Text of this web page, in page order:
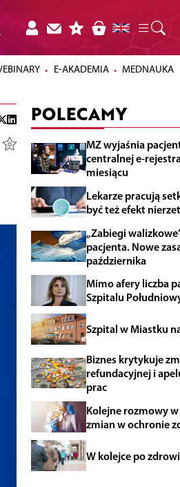
E-AKADEMIA MEDNAUKA
POLECAMY
MZ wyjaśnia
centralnej e-
miesiącu
Lekarze pracują
być też efekt
„Zabiegi
pacjenta. Nowe
października
Mimo afery liczba
Szpitalu
Szpital w Miastku
Biznes krytykuje
refundacyjnej i
prac
Kolejne rozmowy
zmian w ochronie
W kolejce po